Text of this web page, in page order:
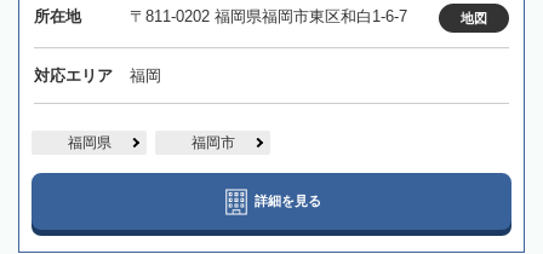
所在地 〒811-0202 福岡県福岡市東区和白1-6-7 地図
対応エリア 福岡
福岡県 福岡市
詳細を見る